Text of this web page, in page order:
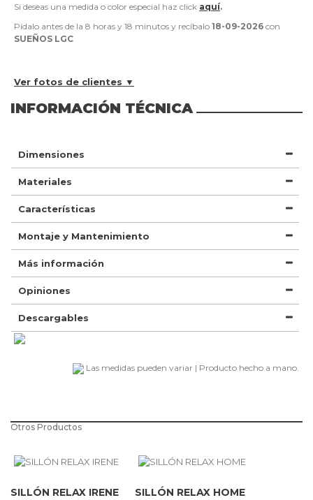
Si deseas una medida o color especial haz click aquí.
Pídalo antes de la 8 horas y 18 minutos y recíbalo 18-09-2026 con
SUEÑOS LGC
Ver fotos de clientes ▼
INFORMACIÓN TÉCNICA
Dimensiones
Materiales
Características
Montaje y Mantenimiento
Más información
Opiniones
Descargables
Las medidas pueden variar | Producto hecho a mano.
Otros Productos
SILLÓN RELAX IRENE SILLÓN RELAX HOME